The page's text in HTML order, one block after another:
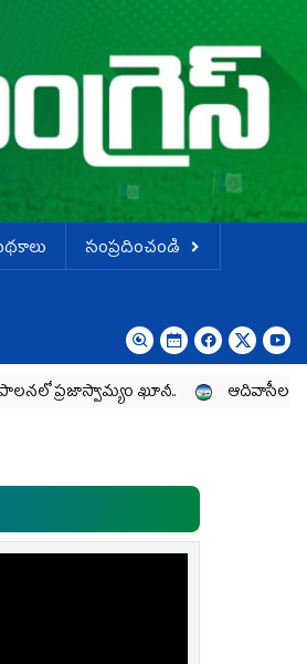
సంప్రదించండి
ఖూనీ.. ఆదివాసీల పోరాటానికి